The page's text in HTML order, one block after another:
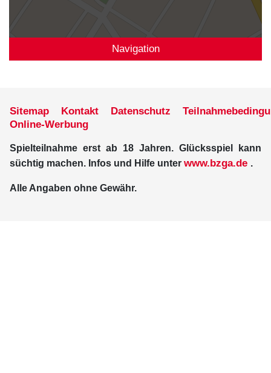
Navigation
Sitemap Kontakt Datenschutz
Online-Werbung
Spielteilnahme erst ab 18 Jahren. Glücksspiel kann
süchtig machen. Infos und Hilfe unter www.bzga.de .
Alle Angaben ohne Gewähr.